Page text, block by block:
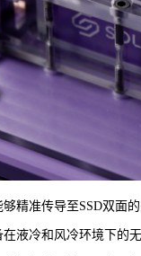
精准传导至SSD双面
液冷和风冷环境下的